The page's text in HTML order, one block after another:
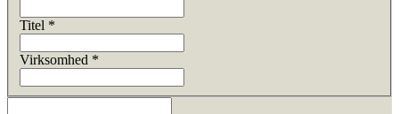
Titel *
Virksomhed *